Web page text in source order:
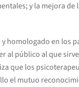
y la mejora de
homologado en los
al público al que
que los
el mutuo